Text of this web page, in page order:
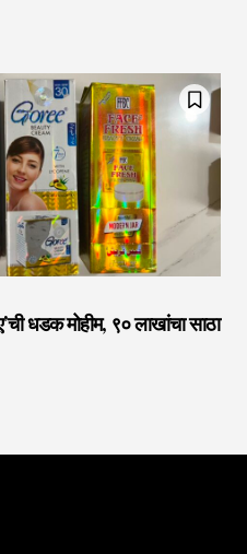
धडक मोहीम, ९० लाखांचा साठा